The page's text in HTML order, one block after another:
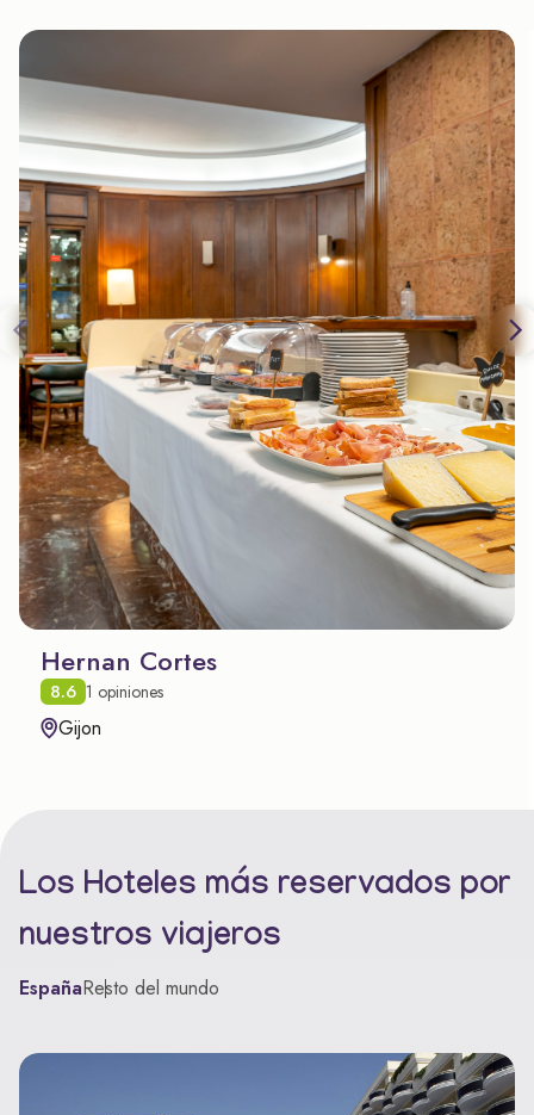
Hernan Cortes
8.6 1 opiniones
Gijon
Los Hoteles más reservados por
nuestros viajeros
EspañaResto del mundo